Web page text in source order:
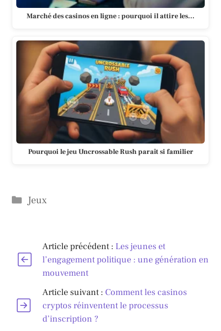
Marché des casinos en ligne : pourquoi il attire les…
Pourquoi le jeu Uncrossable Rush paraît si familier
Catégories
Jeux
Article précédent : Les jeunes et
l’engagement politique : une génération en
mouvement
Article suivant : Comment les casinos
cryptos réinventent le processus
d’inscription ?